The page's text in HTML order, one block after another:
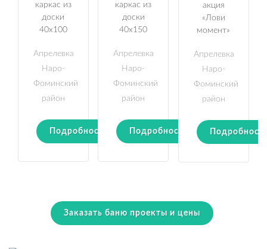
каркас из
доски
40х100
Апрелевка
Наро-
Фоминский
район
Подробности
каркас из
доски
40х150
Апрелевка
Наро-
Фоминский
район
Подробности
акция
«Лови
момент»
Апрелевка
Наро-
Фоминский
район
Заказать баню проекты и цены